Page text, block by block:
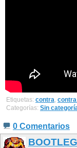
Etiquetas: contra,
Categorías: Sin
0 Comentarios